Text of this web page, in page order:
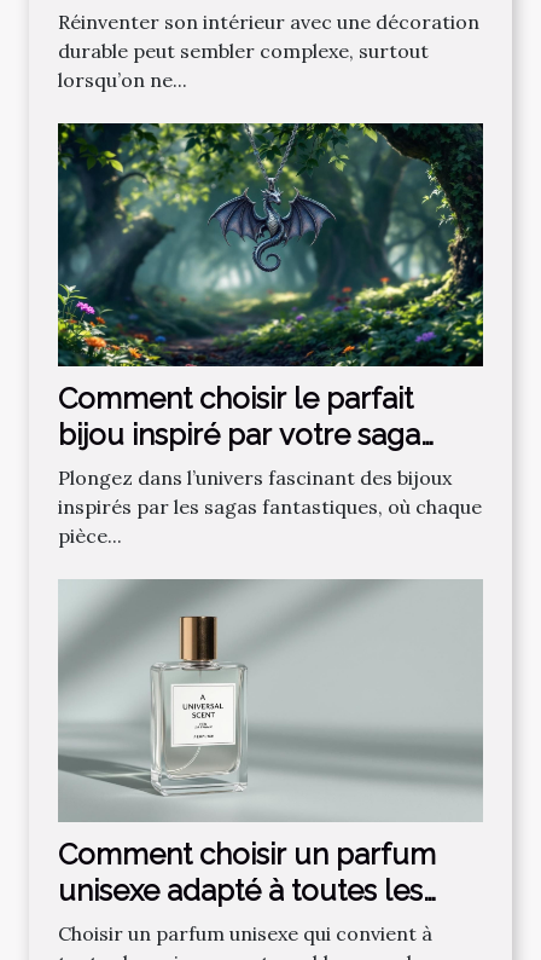
Réinventer son intérieur avec une décoration
durable peut sembler complexe, surtout
lorsqu’on ne...
Comment choisir le parfait
bijou inspiré par votre saga
fantastique préférée ?
Plongez dans l’univers fascinant des bijoux
inspirés par les sagas fantastiques, où chaque
pièce...
Comment choisir un parfum
unisexe adapté à toutes les
saisons ?
Choisir un parfum unisexe qui convient à